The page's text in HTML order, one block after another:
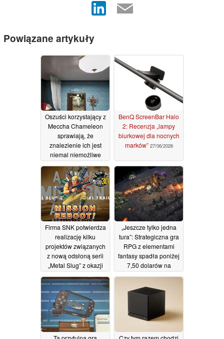
Powiązane artykuły
Oszuści korzystający z
Meccha Chameleon
sprawiają, że
znalezienie ich jest
niemal niemożliwe
08/07/2026
BenQ ScreenBar Halo
2: Recenzja „lampy
biurkowej dla nocnych
marków” 27/06/2026
Firma SNK potwierdza
realizację kilku
projektów związanych
z nową odsłoną serii
„Metal Slug” z okazji
30. rocznicy27/06/2026
„Jeszcze tylko jedna
tura”: Strategiczna gra
RPG z elementami
fantasy spadła poniżej
7,50 dolarów na
platformie Steam
20/06/2026